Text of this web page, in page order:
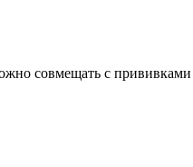
совмещать с